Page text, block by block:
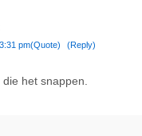
pm(Quote) (Reply)
het snappen.